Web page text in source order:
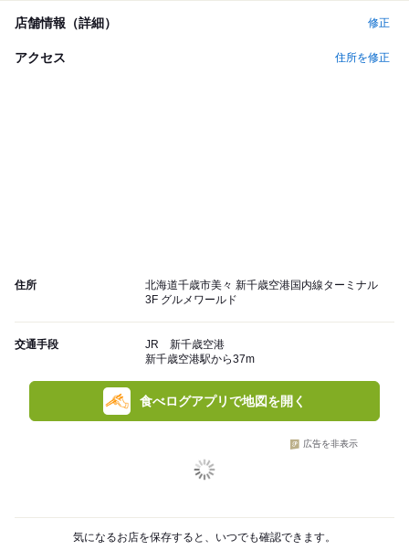
店舗情報（詳細） 修正
アクセス 住所を修正
住所
北海道千歳市美々 新千歳空港国内線ターミナル
3F グルメワールド
交通手段
JR 新千歳空港
新千歳空港駅から37m
食べログアプリで地図を開く
広告を非表示
気になるお店を保存すると、いつでも確認できます。